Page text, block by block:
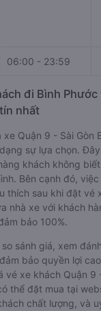
06:00 - 23:59
đi Bình
nhất
Quận 9 - Sài Gòn
sự lựa chọn.
khách không
Bên cạnh đó,
thích sau khi đặt vé
nhà xe với khách
bảo 100%.
sánh giá, xem
bảo quyền lợi
vé xe khách Quận 9
thể đặt mua tại
chất lượng, và